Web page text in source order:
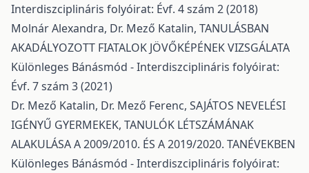
Interdiszciplináris folyóirat: Évf. 4 szám 2 (2018)
Molnár Alexandra, Dr. Mező Katalin, TANULÁSBAN
AKADÁLYOZOTT FIATALOK JÖVŐKÉPÉNEK VIZSGÁLATA
Különleges Bánásmód - Interdiszciplináris folyóirat:
Évf. 7 szám 3 (2021)
Dr. Mező Katalin, Dr. Mező Ferenc, SAJÁTOS NEVELÉSI
IGÉNYŰ GYERMEKEK, TANULÓK LÉTSZÁMÁNAK
ALAKULÁSA A 2009/2010. ÉS A 2019/2020. TANÉVEKBEN
Különleges Bánásmód - Interdiszciplináris folyóirat: